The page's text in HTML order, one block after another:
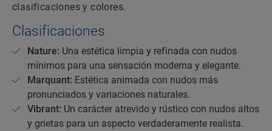
clasificaciones y colores.
Clasificaciones
Nature: Una estética limpia y refinada con nudos
mínimos para una sensación moderna y elegante.
Marquant: Estética animada con nudos más
pronunciados y variaciones naturales.
Vibrant: Un carácter atrevido y rústico con nudos altos
y grietas para un aspecto verdaderamente realista.